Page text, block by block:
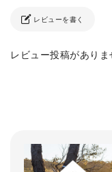
レビューを書く
レビュー投稿がありま